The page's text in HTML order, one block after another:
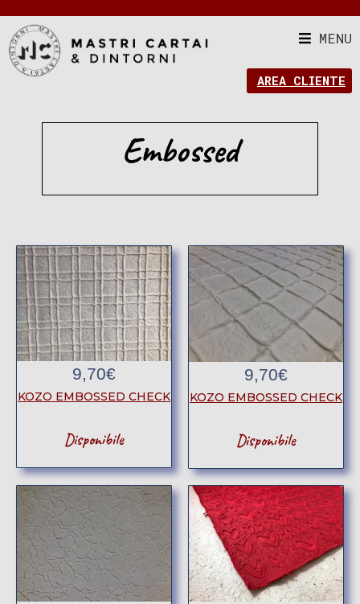
MENU
AREA CLIENTE
Embossed
9,70€
KOZO EMBOSSED CHECK
Disponibile
9,70€
KOZO EMBOSSED CHECK
Disponibile